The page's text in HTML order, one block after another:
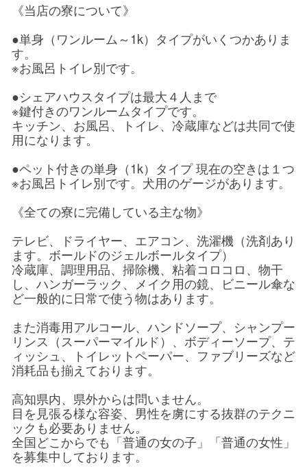
《当店の寮について》
●単身（ワンルーム～1k）タイプがいくつかありま
す。
※お風呂トイレ別です。
●シェアハウスタイプは最大４人まで
※鍵付きのワンルームタイプです。
キッチン、お風呂、トイレ、冷蔵庫などは共同で使
用になります。
●ペット付きの単身（1k）タイプ 現在の空きは１つ
※お風呂トイレ別です。犬用のゲージがあります。
《全ての寮に完備している主な物》
テレビ、ドライヤー、エアコン、洗濯機（洗剤あり
ます。ボールドのジェルボールタイプ）
冷蔵庫、調理用品、掃除機、粘着コロコロ、物干
し、ハンガーラック、メイク用の鏡、ビニール傘な
ど一般的に日常で使う物はあります。
また消毒用アルコール、ハンドソープ、シャンプー
リンス（スーパーマイルド）、ボディーソープ、テ
ィッシュ、トイレットペーパー、ファブリーズなど
消耗品も揃えております。
高知県内、県外からは問いません。
目を見張る様な容姿、男性を虜にする抜群のテクニ
ックも必要ありません。
全国どこからでも「普通の女の子」「普通の女性」
を募集中しております。